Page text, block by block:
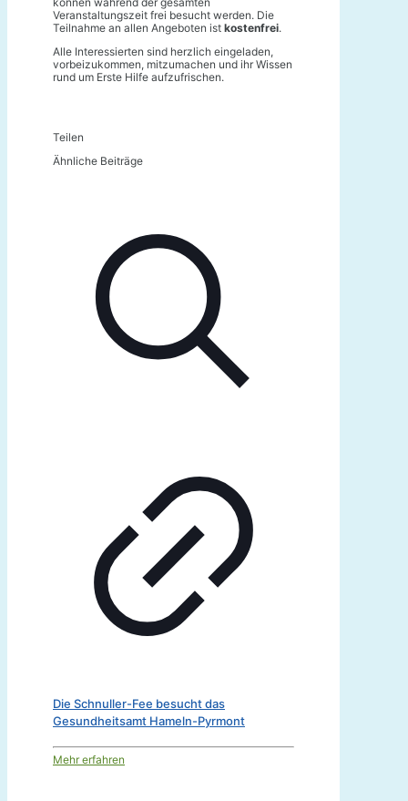
Veranstaltungszeit frei besucht werden. Die
Teilnahme an allen Angeboten ist kostenfrei.
Alle Interessierten sind herzlich eingeladen,
vorbeizukommen, mitzumachen und ihr Wissen
rund um Erste Hilfe aufzufrischen.
Teilen
Ähnliche Beiträge
Die Schnuller-Fee besucht das
Gesundheitsamt Hameln-Pyrmont
Mehr erfahren